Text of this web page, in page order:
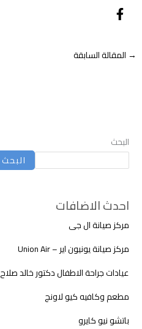
→ المقالة السابقة
البحث
البحث
احدث الاضافات
مركز صيانة ال جى
مركز صيانة يونيون اير – Union Air
عيادات جراحة الاطفال دكتور خالد صلاح
مطعم وكافيه كيو لاونج
باتشو نيو كايرو